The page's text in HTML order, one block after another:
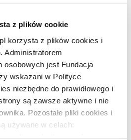
z plików cookie
korzysta z plików cookies i
Administratorem
osobowych jest Fundacja
wskazani w Polityce
niezbędne do prawidłowego i
są zawsze aktywne i nie
Pozostałe pliki cookies i
używane w celach:
naprawić wiele rzeczy naraz.
firmy technologiczne, uczyć
w miejscach edukacji.
zasadę nienoszenia
także wyjaśnić dzieciom,
jaki jest jej sens. Przede
zmienić kulturę całej
dla każdego jej